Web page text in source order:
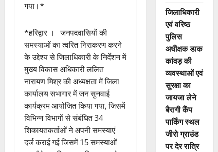
गया।*
*हरिद्वार । जनपदवासियों की
समस्याओं का त्वरित निराकरण करने
के उद्देश्य से जिलाधिकारी के निर्देशन में
मुख्य विकास अधिकारी ललित
नारायण मिश्र की अध्यक्षता में जिला
कार्यालय सभागार में जन सुनवाई
कार्यक्रम आयोजित किया गया, जिसमें
विभिन्न विभागों से संबंधित 34
शिकायतकर्ताओं ने अपनी समस्याएं
दर्ज कराई गई जिसमें 15 समस्याओं
जिलाधिकारी
एवं वरिष्ठ
पुलिस
अधीक्षक डाक
कांवड़ की
व्यवस्थाओं एवं
सुरक्षा का
जायजा लेने
बैरागी कैंप
पार्किंग स्थल
जीरो ग्राउंड
पर देर रात्रि